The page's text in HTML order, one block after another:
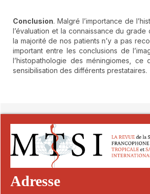
Conclusion. Malgré l’importance de
l’évaluation et la connaissance du grade
la majorité de nos patients n’y a pas
important entre les conclusions de
l’histopathologie des méningiomes, ce
sensibilisation des différents prestataires.
Adresse